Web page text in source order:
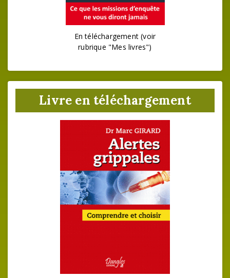
En téléchargement (voir
rubrique "Mes livres")
Livre en téléchargement